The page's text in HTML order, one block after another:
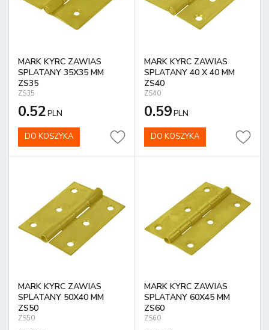
MARK KYRC ZAWIAS
SPLATANY 35X35 MM
ZS35
ZS35
0.52PLN
DO KOSZYKA
MARK KYRC ZAWIAS
SPLATANY 40 X 40 MM
ZS40
ZS40
0.59PLN
DO KOSZYKA
MARK KYRC ZAWIAS
SPLATANY 50X40 MM
ZS50
ZS50
MARK KYRC ZAWIAS
SPLATANY 60X45 MM
ZS60
ZS60